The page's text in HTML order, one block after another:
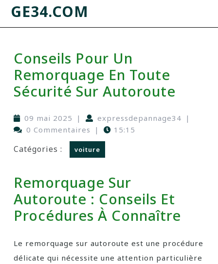
GE34.COM
Conseils Pour Un
Remorquage En Toute
Sécurité Sur Autoroute
09 mai 2025 | expressdepannage34 |
0 Commentaires
| 15:15
Catégories : voiture
Remorquage Sur
Autoroute : Conseils Et
Procédures À Connaître
Le remorquage sur autoroute est une procédure
délicate qui nécessite une attention particulière